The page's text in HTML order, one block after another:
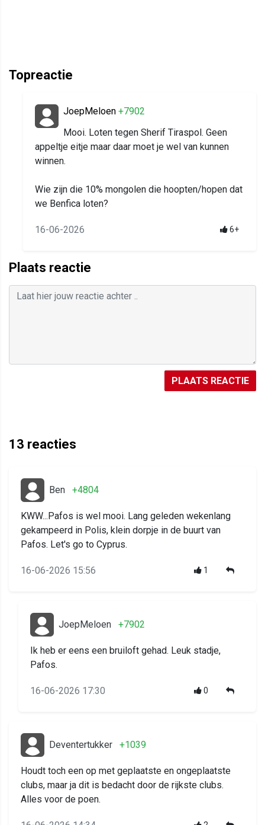
Topreactie
JoepMeloen +7902
Mooi. Loten tegen Sherif Tiraspol. Geen
appeltje eitje maar daar moet je wel van kunnen
winnen.
Wie zijn die 10% mongolen die hoopten/hopen dat
we Benfica loten?
16-06-2026 6+
Plaats reactie
PLAATS REACTIE
13 reacties
Ben +4804
KWW...Pafos is wel mooi. Lang geleden wekenlang
gekampeerd in Polis, klein dorpje in de buurt van
Pafos. Let's go to Cyprus.
16-06-2026 15:56 1
JoepMeloen +7902
Ik heb er eens een bruiloft gehad. Leuk stadje,
Pafos.
16-06-2026 17:30 0
Deventertukker +1039
Houdt toch een op met geplaatste en ongeplaatste
clubs, maar ja dit is bedacht door de rijkste clubs.
Alles voor de poen.